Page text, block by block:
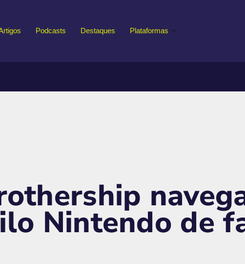
Podcasts Destaques Plataformas
Nintendo de